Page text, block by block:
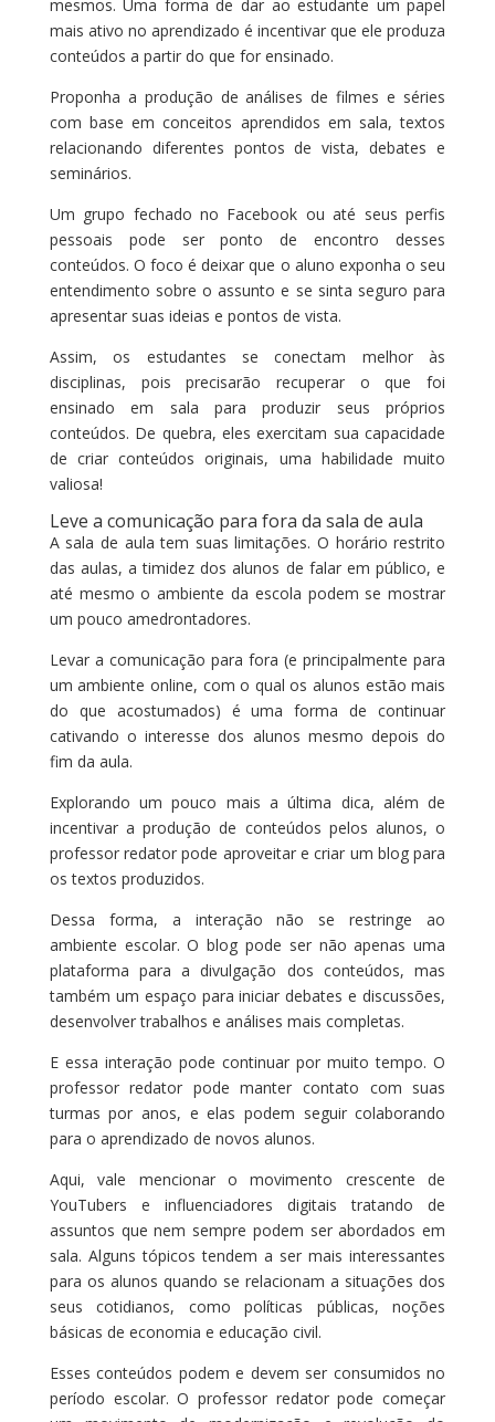
mesmos. Uma forma de dar ao estudante um papel
mais ativo no aprendizado é incentivar que ele produza
conteúdos a partir do que for ensinado.
Proponha a produção de análises de filmes e séries
com base em conceitos aprendidos em sala, textos
relacionando diferentes pontos de vista, debates e
seminários.
Um grupo fechado no Facebook ou até seus perfis
pessoais pode ser ponto de encontro desses
conteúdos. O foco é deixar que o aluno exponha o seu
entendimento sobre o assunto e se sinta seguro para
apresentar suas ideias e pontos de vista.
Assim, os estudantes se conectam melhor às
disciplinas, pois precisarão recuperar o que foi
ensinado em sala para produzir seus próprios
conteúdos. De quebra, eles exercitam sua capacidade
de criar conteúdos originais, uma habilidade muito
valiosa!
Leve a comunicação para fora da sala de aula
A sala de aula tem suas limitações. O horário restrito
das aulas, a timidez dos alunos de falar em público, e
até mesmo o ambiente da escola podem se mostrar
um pouco amedrontadores.
Levar a comunicação para fora (e principalmente para
um ambiente online, com o qual os alunos estão mais
do que acostumados) é uma forma de continuar
cativando o interesse dos alunos mesmo depois do
fim da aula.
Explorando um pouco mais a última dica, além de
incentivar a produção de conteúdos pelos alunos, o
professor redator pode aproveitar e criar um blog para
os textos produzidos.
Dessa forma, a interação não se restringe ao
ambiente escolar. O blog pode ser não apenas uma
plataforma para a divulgação dos conteúdos, mas
também um espaço para iniciar debates e discussões,
desenvolver trabalhos e análises mais completas.
E essa interação pode continuar por muito tempo. O
professor redator pode manter contato com suas
turmas por anos, e elas podem seguir colaborando
para o aprendizado de novos alunos.
Aqui, vale mencionar o movimento crescente de
YouTubers e influenciadores digitais tratando de
assuntos que nem sempre podem ser abordados em
sala. Alguns tópicos tendem a ser mais interessantes
para os alunos quando se relacionam a situações dos
seus cotidianos, como políticas públicas, noções
básicas de economia e educação civil.
Esses conteúdos podem e devem ser consumidos no
período escolar. O professor redator pode começar